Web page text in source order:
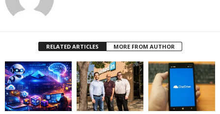
RELATED ARTICLES MORE FROM AUTHOR